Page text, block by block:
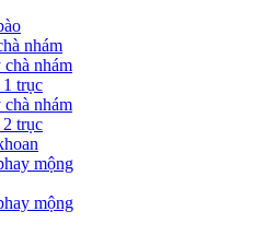
nhám
nhám
trục
nhám
trục
mộng
mộng